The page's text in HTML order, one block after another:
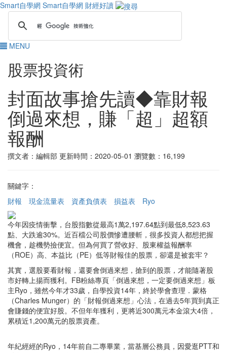
Smart自學網 Smart自學網 財經好讀
MENU
股票投資術
封面故事搶先讀◆靠財報
倒過來想，賺「超」超額
報酬
撰文者：編輯部 更新時間：2020-05-01 瀏覽數：16,199
關鍵字：
財報
現金流量表 資產負債表 損益表 Ryo
今年因疫情衝擊，台股指數從最高1萬2,197.64點到最低8,523.63
點、大跌逾30%。近百檔公司股價慘遭腰斬，很多投資人都想把握
機會，趁機勢撿便宜。但為何買了營收好、股東權益報酬率
（ROE）高、本益比（PE）低等財報佳的股票，卻還是被套牢？
其實，選股要看財報，還要會倒過來想，搶到的股票，才能隨著股
市好轉上揚而獲利。FB粉絲專頁「倒過來想，一定要倒過來想」板
主Ryo，雖然今年才33歲，自學投資14年，終於學會查理．蒙格
（Charles Munger）的「財報倒過來想」心法，在過去5年買到真正
會賺錢的便宜好股。不但年年獲利，更將近300萬元本金滾大4倍，
累積近1,200萬元的股票資產。
年紀經經的Ryo，14年前自二專畢業，當基層公務員，因愛逛PTT和